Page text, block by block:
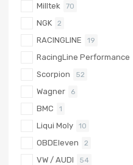
Milltek 70
NGK 2
RACINGLINE 19
RacingLine Performance
Scorpion 52
Wagner 6
BMC 1
Liqui Moly 10
OBDEleven 2
VW / AUDI 54